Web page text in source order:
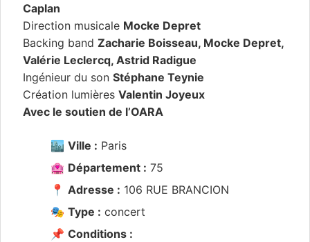
Caplan
Direction musicale Mocke Depret
Backing band Zacharie Boisseau, Mocke Depret,
Valérie Leclercq, Astrid Radigue
Ingénieur du son Stéphane Teynie
Création lumières Valentin Joyeux
Avec le soutien de l’OARA
🏙️ Ville : Paris
🏩 Département : 75
📍 Adresse : 106 RUE BRANCION
🎭 Type : concert
📌 Conditions :